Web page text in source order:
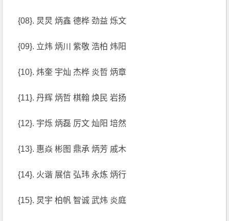
{08}. 炅炅 炳鑫 德桦 劲益 烁文
{09}. 立炜 炳川 紫敬 浩柏 炜阳
{10}. 炜奎 宇灿 杰桦 炎哲 炳章
{11}. 丹辉 炳哲 棋翰 焕民 岩扬
{12}. 宇烁 炳磊 厉文 灿阳 培然
{13}. 惠焱 彬图 鼎承 炳芳 戚木
{14}. 火谐 展信 弘玮 永炼 炳行
{15}. 炅宇 柏帆 智诚 武炜 炎庭